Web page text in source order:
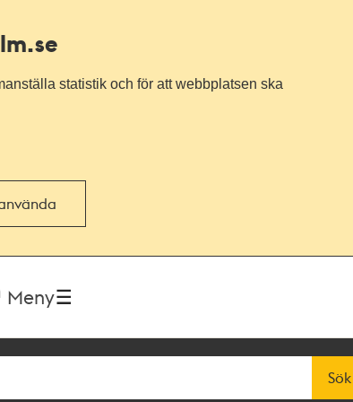
statistik och för att webbplatsen ska
Meny
Sök